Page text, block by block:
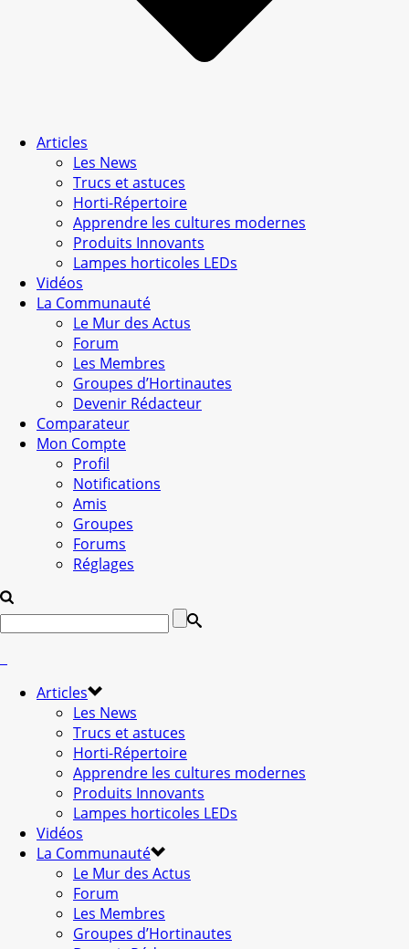
Articles
Les News
Trucs et astuces
Horti-Répertoire
Apprendre les cultures modernes
Produits Innovants
Lampes horticoles LEDs
Vidéos
La Communauté
Le Mur des Actus
Forum
Les Membres
Groupes d’Hortinautes
Devenir Rédacteur
Comparateur
Mon Compte
Profil
Notifications
Amis
Groupes
Forums
Réglages
Articles
Les News
Trucs et astuces
Horti-Répertoire
Apprendre les cultures modernes
Produits Innovants
Lampes horticoles LEDs
Vidéos
La Communauté
Le Mur des Actus
Forum
Les Membres
Groupes d’Hortinautes